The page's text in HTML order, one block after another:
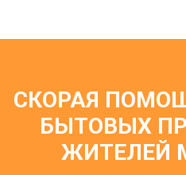
СКОРАЯ
БЫТОВЫХ
ЖИТЕЛЕЙ